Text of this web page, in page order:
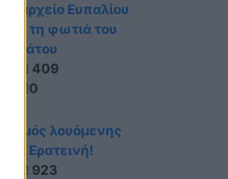
Δημαρχείο Ευπαλίου
κατά τη φωτιά του
Σαββάτου
409
0
Πνιγμός λουόμενης
στην Ερατεινή!
923